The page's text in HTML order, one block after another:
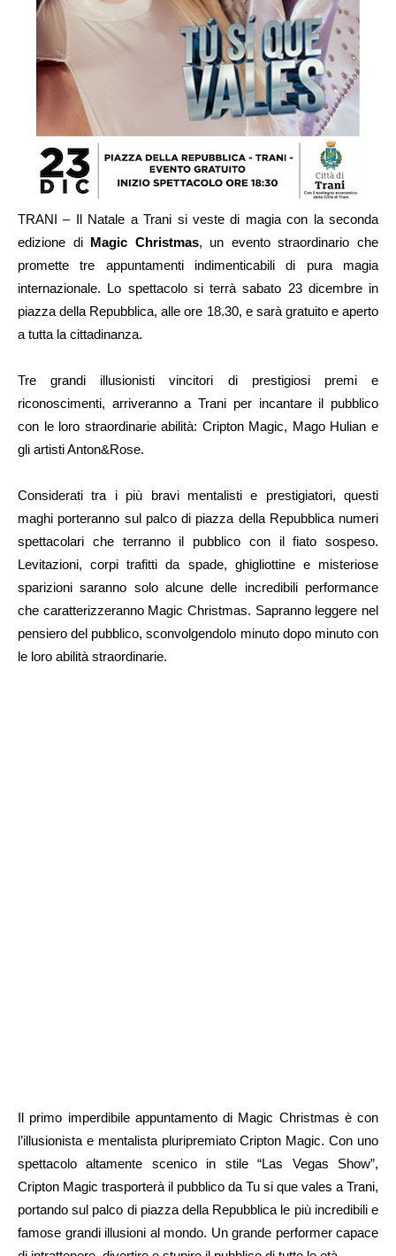
TRANI – Il Natale a Trani si veste di magia con la seconda
edizione di Magic Christmas, un evento straordinario che
promette tre appuntamenti indimenticabili di pura magia
internazionale. Lo spettacolo si terrà sabato 23 dicembre in
piazza della Repubblica, alle ore 18.30, e sarà gratuito e aperto
a tutta la cittadinanza.
Tre grandi illusionisti vincitori di prestigiosi premi e
riconoscimenti, arriveranno a Trani per incantare il pubblico
con le loro straordinarie abilità: Cripton Magic, Mago Hulian e
gli artisti Anton&Rose.
Considerati tra i più bravi mentalisti e prestigiatori, questi
maghi porteranno sul palco di piazza della Repubblica numeri
spettacolari che terranno il pubblico con il fiato sospeso.
Levitazioni, corpi trafitti da spade, ghigliottine e misteriose
sparizioni saranno solo alcune delle incredibili performance
che caratterizzeranno Magic Christmas. Sapranno leggere nel
pensiero del pubblico, sconvolgendolo minuto dopo minuto con
le loro abilità straordinarie.
Il primo imperdibile appuntamento di Magic Christmas è con
l’illusionista e mentalista pluripremiato Cripton Magic. Con uno
spettacolo altamente scenico in stile “Las Vegas Show”,
Cripton Magic trasporterà il pubblico da Tu si que vales a Trani,
portando sul palco di piazza della Repubblica le più incredibili e
famose grandi illusioni al mondo. Un grande performer capace